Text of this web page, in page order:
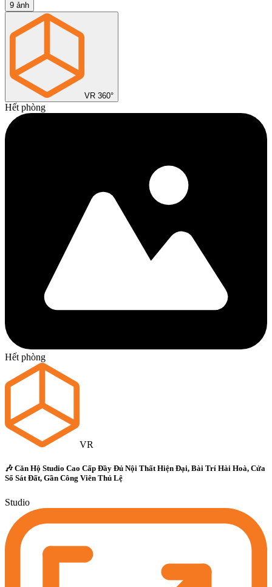
9 ảnh
VR 360°
Hết phòng
Hết phòng
VR
🎶 Căn Hộ Studio Cao Cấp Đầy Đủ Nội Thất Hiện Đại, Bài Trí Hài Hoà, Cửa
Sổ Sát Đất, Gần Công Viên Thủ Lệ
Studio